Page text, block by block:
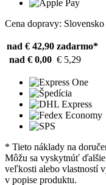
Cena dopravy: Slovensko
nad € 42,90 zadarmo*
nad € 0,00 € 5,29
* Tieto náklady na
Môžu sa vyskytnúť
veľkosti alebo vlastností
v popise produktu.